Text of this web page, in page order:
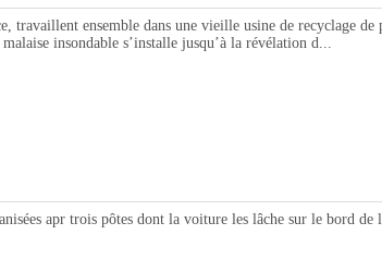
ensemble dans une vieille usine de recyclage de
insondable s’installe jusqu’à la révélation d...
apr trois pôtes dont la voiture les lâche sur le bord